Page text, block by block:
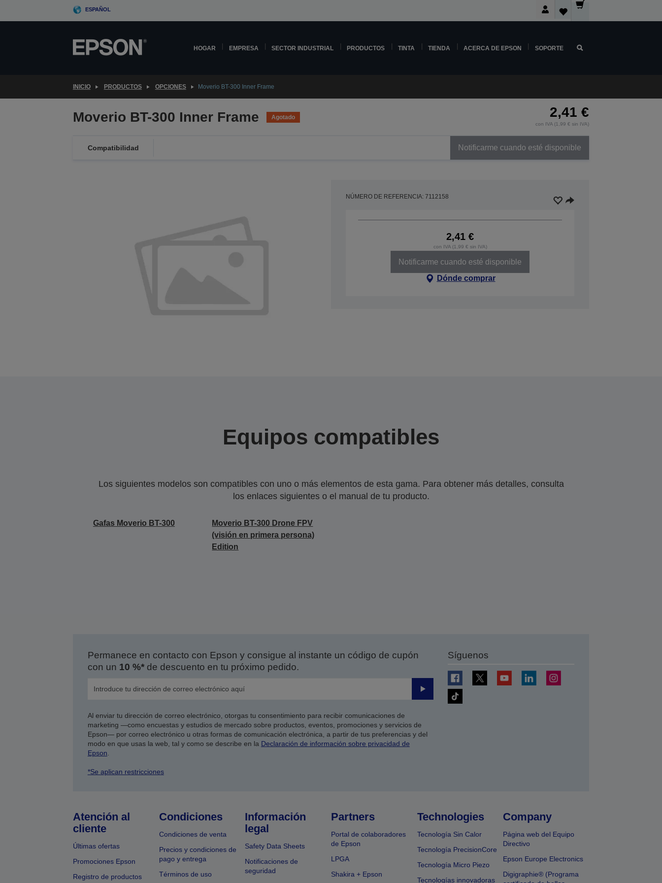
ESPAÑOL
HOGAR EMPRESA SECTOR INDUSTRIAL PRODUCTOS TINTA TIENDA ACERCA DE EPSON SOPORTE
INICIO PRODUCTOS OPCIONES Moverio BT-300 Inner Frame
Moverio BT-300 Inner Frame Agotado 2,41 €
con IVA (1,99 € sin IVA)
Compatibilidad Notificarme cuando esté disponible
NÚMERO DE REFERENCIA: 7112158
2,41 €
con IVA (1,99 € sin IVA)
Notificarme cuando esté disponible
Dónde comprar
Equipos compatibles
Los siguientes modelos son compatibles con uno o más elementos de esta gama. Para obtener más detalles, consulta
los enlaces siguientes o el manual de tu producto.
Gafas Moverio BT-300
Moverio BT-300 Drone FPV
(visión en primera persona)
Edition
Permanece en contacto con Epson y consigue al instante un código de cupón
con un 10 %*de descuento en tu próximo pedido.
Enviar
Al enviar tu dirección de correo electrónico, otorgas tu consentimiento para recibir comunicaciones de
marketing —como encuestas y estudios de mercado sobre productos, eventos, promociones y servicios de
Epson— por correo electrónico u otras formas de comunicación electrónica, a partir de tus preferencias y del
modo en que usas la web, tal y como se describe en la Declaración de información sobre privacidad de
Epson
*Se aplican restricciones
Síguenos
Atención al
cliente
Últimas ofertas
Promociones Epson
Registro de productos
Condiciones
Condiciones de venta
Precios y condiciones de
pago y entrega
Términos de uso
Información
legal
Safety Data Sheets
Notificaciones de
seguridad
Partners
Portal de colaboradores
de Epson
LPGA
Shakira + Epson
Technologies
Tecnología Sin Calor
Tecnología PrecisionCore
Tecnología Micro Piezo
Tecnologías innovadoras
Company
Página web del Equipo
Directivo
Epson Europe Electronics
Digigraphie® (Programa